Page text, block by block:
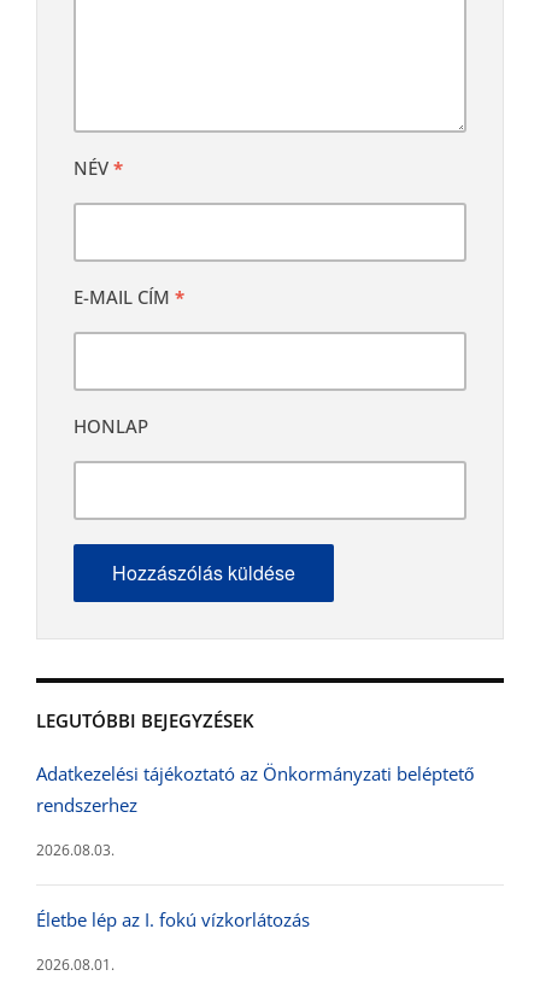
LEGUTÓBBI BEJEGYZÉSEK
Adatkezelési tájékoztató az Önkormányzati beléptető
rendszerhez
2026.08.03.
Életbe lép az I. fokú vízkorlátozás
2026.08.01.
NÉV *
E-MAIL CÍM *
HONLAP